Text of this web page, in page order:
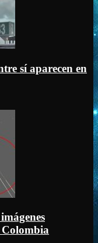
sí aparecen en
Colombia